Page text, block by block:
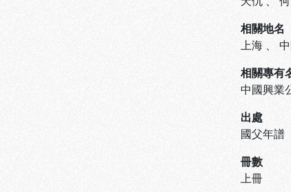
相關地名
上海 、
相關專有
中國興業
出處
國父年譜
冊數
上冊